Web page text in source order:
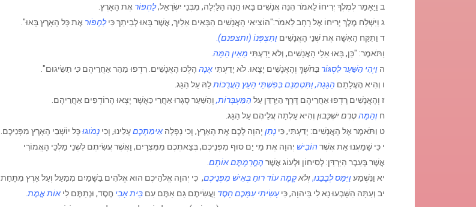
ב וַיֵּאָמַר לְמֶלֶךְ יְרִיחוֹ לֵאמֹר הִנֵּה אֲנָשִׁים בָּאוּ הֵנָּה הַלַּיְלָה, מִבְּנֵי יִשְׂרָאֵל,לַחְפּוֹר אֶת הָאָרֶץ.
ג וַיִּשְׁלַח מֶלֶךְ יְרִיחוֹ אֶל רָחָב לֵאמֹר:"הוֹצִיאִי הָאֲנָשִׁים הַבָּאִים אֵלַיִךְ, אֲשֶׁר בָּאוּ לְבֵיתֵךְ כִּילַחְפֹּור אֶת כָּל הָאָרֶץ בָּאוּ".
ד וַתִּקַּח הָאִשָּׁה אֶת שְׁנֵי הָאֲנָשִׁים וַתִּצְפְּנוֹ (ותצפנם)
וַתֹּאמֶר: "כֵּן, בָּאוּ אֵלַי הָאֲנָשִׁים, וְלֹא יָדַעְתִּי מֵאַיִן הֵמָּה
ה וַיְהִי הַשַּׁעַר לִסְגּוֹר בַּחֹשֶׁךְ וְהָאֲנָשִׁים יָצָאוּ. לֹא יָדַעְתִּי אָנָה הָלְכוּ הָאֲנָשִׁים. רִדְפוּ מַהֵר אַחֲרֵיהֶם כִּי תַשִּׂיגוּם".
ו וְהִיא הֶעֱלָתַם הַגָּגָה,וַתִּטְמְנֵם בְּפִשְׁתֵּי הָעֵץ הָעֲרֻכוֹתלָהּ עַל הַגָּג.
ז וְהָאֲנָשִׁים רָדְפוּ אַחֲרֵיהֶם דֶּרֶךְ הַיַּרְדֵּן עַל הַמַּעְבְּרוֹת, וְהַשַּׁעַר סָגָרוּ אַחֲרֵי כַּאֲשֶׁר יָצְאוּ הָרוֹדְפִים אַחֲרֵיהֶם.
ח וְהֵמָּהטֶרֶם יִשְׁכָּבוּן וְהִיא עָלְתָה עֲלֵיהֶם עַל הַגָּג.
ט וַתֹּאמֶר אֶל הָאֲנָשִׁים: יָדַעְתִּי, כִּי נָתַן יְהוָה לָכֶם אֶת הָאָרֶץ, וְכִי נָפְלָה אֵימַתְכֶםעָלֵינוּ, וְכִי נָמֹוגוּכָּל יוֹשְׁבֵי הָאָרֶץ מִפְּנֵיכֶם.
י כִּי שָׁמַעְנוּ אֵת אֲשֶׁר הוֹבִישׁ יְהוָה אֶת מֵי יַם סוּף מִפְּנֵיכֶם, בְּצֵאתְכֶם מִמִּצְרָיִם, וַאֲשֶׁר עֲשִׂיתֶם לִשְׁנֵי מַלְכֵי הָאֱמוֹרִי
אֲשֶׁר בְּעֵבֶר הַיַּרְדֵּן: לְסִיחוֹן וּלְעוֹג אֲשֶׁר הֶחֱרַמְתֶּם אוֹתָם
יא וַנִּשְׁמַעוַיִּמַּס לְבָבֵנוּ,וְלֹאקָמָה עוֹד רוּחַ בְּאִישׁ מִפְּנֵיכֶם, כִּי יְהוָה אֱלֹהֵיכֶם הוּא אֱלֹהִים בַּשָּׁמַיִם מִמַּעַל וְעַל אָרֶץ מִתָּחַת.
יב וְעַתָּה הִשָּׁבְעוּ נָא לִי בַּיהוָה, כִּיעָשִׂיתִי עִמָּכֶם חָסֶד וַעֲשִׂיתֶם גַּם אַתֶּם עִם בֵּית אָבִי חֶסֶד, וּנְתַתֶּם לִי אוֹת אֱמֶת